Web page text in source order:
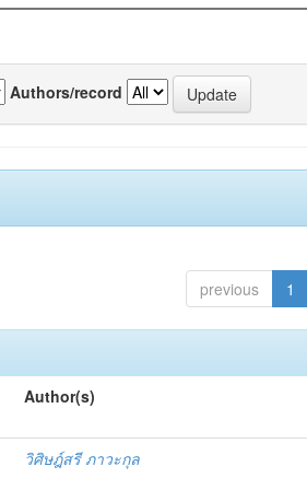
Authors/record
previous 1
Author(s)
วิศิษฎ์สรี ภาวะกุล